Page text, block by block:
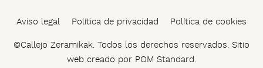
Aviso legal Política de privacidad Política de cookies
©Callejo Zeramikak. Todos los derechos reservados. Sitio
web creado por POM Standard.